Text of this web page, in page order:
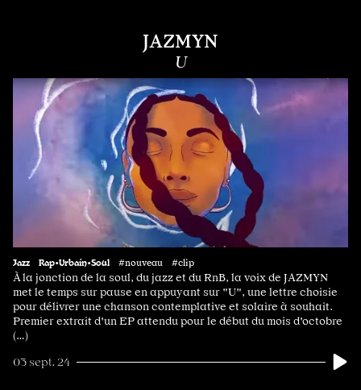
JAZMYN
U
Jazz Rap•Urbain•Soul #nouveau #clip
À la jonction de la soul, du jazz et du RnB, la voix de JAZMYN
met le temps sur pause en appuyant sur "U", une lettre choisie
pour délivrer une chanson contemplative et solaire à souhait.
Premier extrait d'un EP attendu pour le début du mois d'octobre
(…)
03 sept. 24